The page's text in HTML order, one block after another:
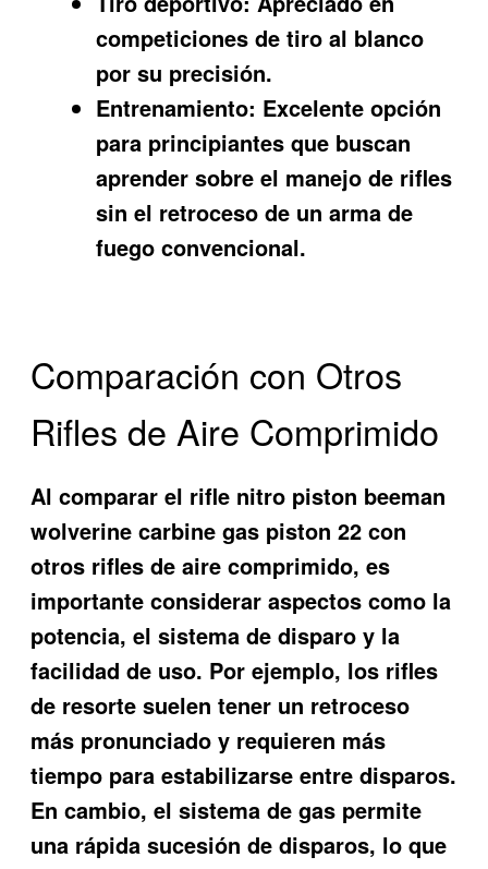
competiciones de tiro al blanco
por su precisión.
Entrenamiento: Excelente opción
para principiantes que buscan
aprender sobre el manejo de rifles
sin el retroceso de un arma de
fuego convencional.
Comparación con Otros
Rifles de Aire Comprimido
Al comparar el rifle nitro piston beeman
wolverine carbine gas piston 22 con
otros rifles de aire comprimido, es
importante considerar aspectos como la
potencia, el sistema de disparo y la
facilidad de uso. Por ejemplo, los rifles
de resorte suelen tener un retroceso
más pronunciado y requieren más
tiempo para estabilizarse entre disparos.
En cambio, el sistema de gas permite
una rápida sucesión de disparos, lo que